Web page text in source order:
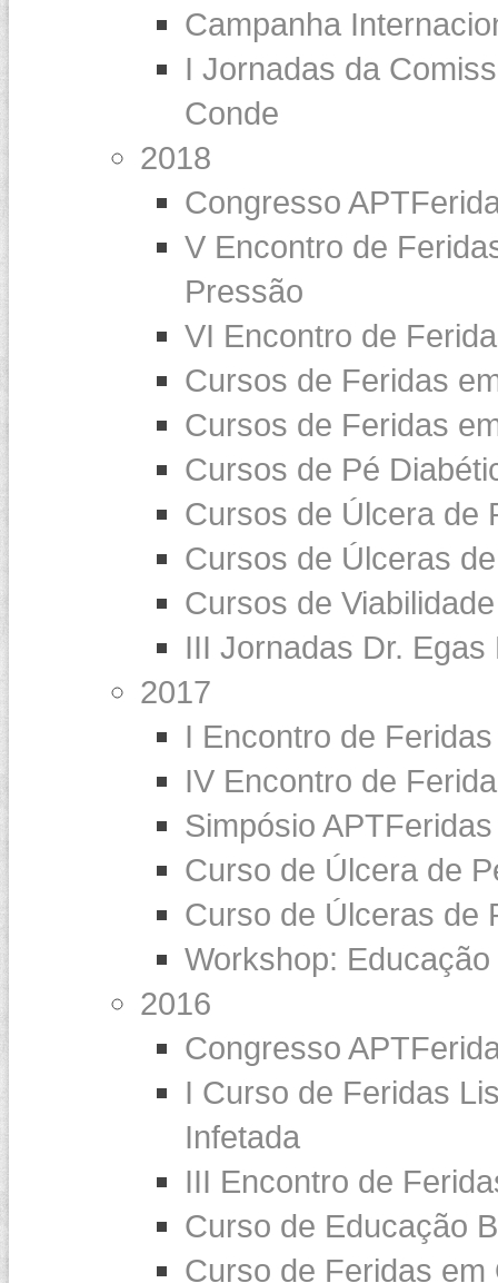
Campanha
I Jornadas da
Conde
2018
Congresso
V Encontro de
Pressão
VI Encontro de
Cursos de Feridas
Cursos de Feridas
Cursos de Pé
Cursos de Úlcera de
Cursos de Úlceras
Cursos de
III Jornadas Dr. Egas
2017
I Encontro de
IV Encontro de
Simpósio
Curso de Úlcera de
Curso de Úlceras de
Workshop:
2016
Congresso
I Curso de Feridas
Infetada
III Encontro de
Curso de Educação
Curso de Feridas em